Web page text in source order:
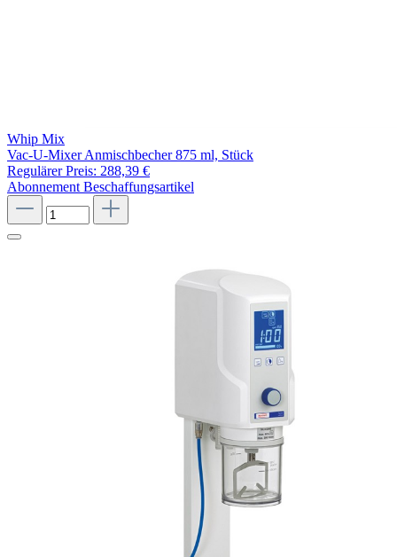
Whip Mix
Vac-U-Mixer Anmischbecher 875 ml, Stück
Regulärer Preis: 288,39 €
Abonnement Beschaffungsartikel